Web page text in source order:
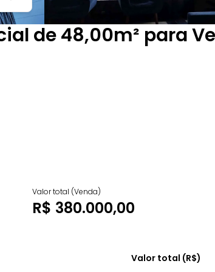
de 48,00m² para
Valor total (Venda)
R$ 380.000,00
Valor total (R$)